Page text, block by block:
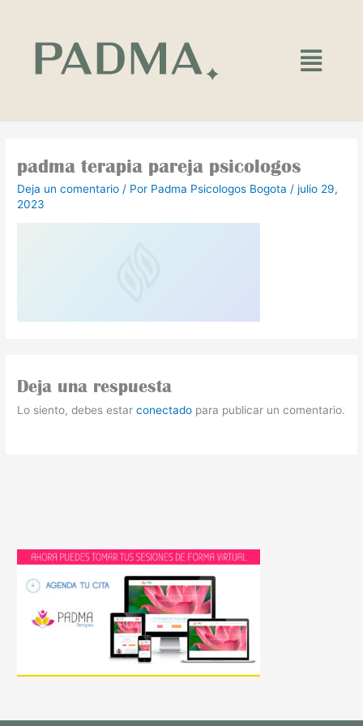
contenido
Main
Menu
padma terapia pareja psicologos
Deja un comentario / Por Padma Psicologos Bogota /julio 29,
2023
Deja una respuesta
Lo siento, debes estarconectado para publicar un comentario.